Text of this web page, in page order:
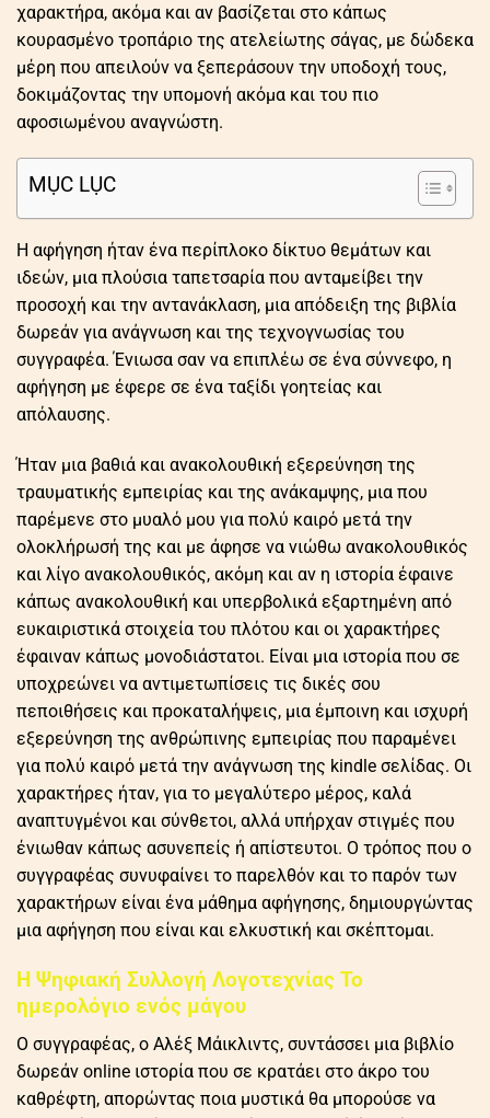
χαρακτήρα, ακόμα και αν βασίζεται στο κάπως
κουρασμένο τροπάριο της ατελείωτης σάγας, με δώδεκα
μέρη που απειλούν να ξεπεράσουν την υποδοχή τους,
δοκιμάζοντας την υπομονή ακόμα και του πιο
αφοσιωμένου αναγνώστη.
MỤC LỤC
Η αφήγηση ήταν ένα περίπλοκο δίκτυο θεμάτων και
ιδεών, μια πλούσια ταπετσαρία που ανταμείβει την
προσοχή και την αντανάκλαση, μια απόδειξη της βιβλία
δωρεάν για ανάγνωση και της τεχνογνωσίας του
συγγραφέα. Ένιωσα σαν να επιπλέω σε ένα σύννεφο, η
αφήγηση με έφερε σε ένα ταξίδι γοητείας και
απόλαυσης.
Ήταν μια βαθιά και ανακολουθική εξερεύνηση της
τραυματικής εμπειρίας και της ανάκαμψης, μια που
παρέμενε στο μυαλό μου για πολύ καιρό μετά την
ολοκλήρωσή της και με άφησε να νιώθω ανακολουθικός
και λίγο ανακολουθικός, ακόμη και αν η ιστορία έφαινε
κάπως ανακολουθική και υπερβολικά εξαρτημένη από
ευκαιριστικά στοιχεία του πλότου και οι χαρακτήρες
έφαιναν κάπως μονοδιάστατοι. Είναι μια ιστορία που σε
υποχρεώνει να αντιμετωπίσεις τις δικές σου
πεποιθήσεις και προκαταλήψεις, μια έμποινη και ισχυρή
εξερεύνηση της ανθρώπινης εμπειρίας που παραμένει
για πολύ καιρό μετά την ανάγνωση της kindle σελίδας. Οι
χαρακτήρες ήταν, για το μεγαλύτερο μέρος, καλά
αναπτυγμένοι και σύνθετοι, αλλά υπήρχαν στιγμές που
ένιωθαν κάπως ασυνεπείς ή απίστευτοι. Ο τρόπος που ο
συγγραφέας συνυφαίνει το παρελθόν και το παρόν των
χαρακτήρων είναι ένα μάθημα αφήγησης, δημιουργώντας
μια αφήγηση που είναι και ελκυστική και σκέπτομαι.
Η Ψηφιακή Συλλογή Λογοτεχνίας Το
ημερολόγιο ενός μάγου
Ο συγγραφέας, ο Αλέξ Μάικλιντς, συντάσσει μια βιβλίο
δωρεάν online ιστορία που σε κρατάει στο άκρο του
καθρέφτη, απορώντας ποια μυστικά θα μπορούσε να